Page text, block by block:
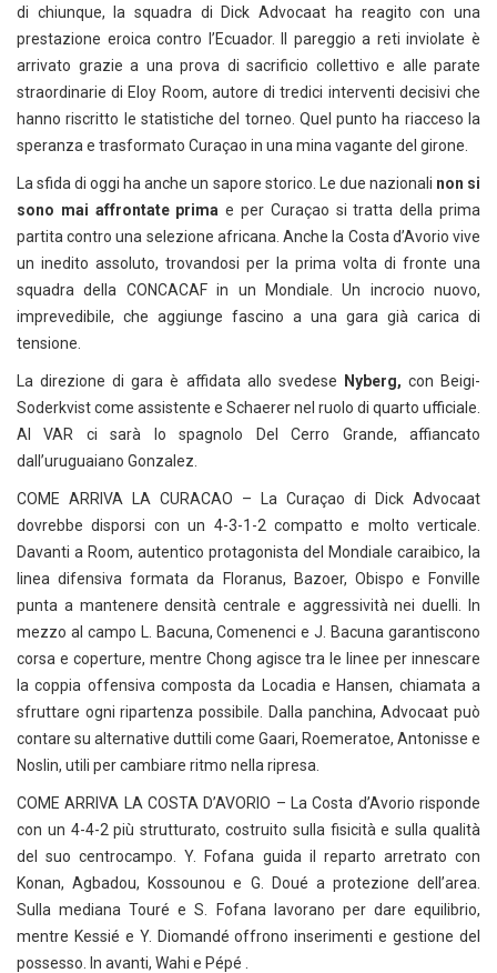
di chiunque, la squadra di Dick Advocaat ha reagito con una
prestazione eroica contro l’Ecuador. Il pareggio a reti inviolate è
arrivato grazie a una prova di sacrificio collettivo e alle parate
straordinarie di Eloy Room, autore di tredici interventi decisivi che
hanno riscritto le statistiche del torneo. Quel punto ha riacceso la
speranza e trasformato Curaçao in una mina vagante del girone.
La sfida di oggi ha anche un sapore storico. Le due nazionali non si
sono mai affrontate prima e per Curaçao si tratta della prima
partita contro una selezione africana. Anche la Costa d’Avorio vive
un inedito assoluto, trovandosi per la prima volta di fronte una
squadra della CONCACAF in un Mondiale. Un incrocio nuovo,
imprevedibile, che aggiunge fascino a una gara già carica di
tensione.
La direzione di gara è affidata allo svedese Nyberg, con Beigi-
Soderkvist come assistente e Schaerer nel ruolo di quarto ufficiale.
Al VAR ci sarà lo spagnolo Del Cerro Grande, affiancato
dall’uruguaiano Gonzalez.
COME ARRIVA LA CURACAO – La Curaçao di Dick Advocaat
dovrebbe disporsi con un 4-3-1-2 compatto e molto verticale.
Davanti a Room, autentico protagonista del Mondiale caraibico, la
linea difensiva formata da Floranus, Bazoer, Obispo e Fonville
punta a mantenere densità centrale e aggressività nei duelli. In
mezzo al campo L. Bacuna, Comenenci e J. Bacuna garantiscono
corsa e coperture, mentre Chong agisce tra le linee per innescare
la coppia offensiva composta da Locadia e Hansen, chiamata a
sfruttare ogni ripartenza possibile. Dalla panchina, Advocaat può
contare su alternative duttili come Gaari, Roemeratoe, Antonisse e
Noslin, utili per cambiare ritmo nella ripresa.
COME ARRIVA LA COSTA D’AVORIO – La Costa d’Avorio risponde
con un 4-4-2 più strutturato, costruito sulla fisicità e sulla qualità
del suo centrocampo. Y. Fofana guida il reparto arretrato con
Konan, Agbadou, Kossounou e G. Doué a protezione dell’area.
Sulla mediana Touré e S. Fofana lavorano per dare equilibrio,
mentre Kessié e Y. Diomandé offrono inserimenti e gestione del
possesso. In avanti, Wahi e Pépé .